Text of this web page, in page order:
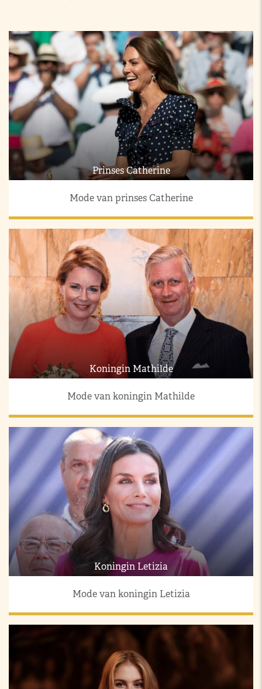
Prinses Catherine
Mode van prinses Catherine
Koningin Mathilde
Mode van koningin Mathilde
Koningin Letizia
Mode van koningin Letizia